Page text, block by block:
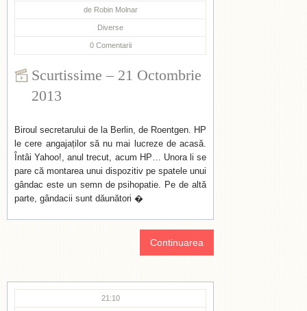
de Robin Molnar
Diverse
0 Comentarii
Scurtissime – 21 Octombrie
2013
Biroul secretarului de la Berlin, de Roentgen. HP
le cere angajaților să nu mai lucreze de acasă.
Întâi Yahoo!, anul trecut, acum HP… Unora li se
pare că montarea unui dispozitiv pe spatele unui
gândac este un semn de psihopatie. Pe de altă
parte, gândacii sunt dăunători �
Continuarea
21:10